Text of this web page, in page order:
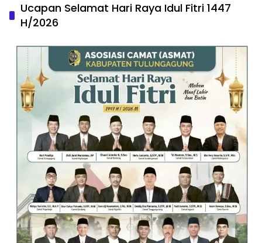
Ucapan Selamat Hari Raya Idul Fitri 1447
H/2026